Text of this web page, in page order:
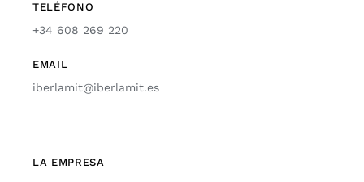
TELÉFONO
+34 608 269 220
EMAIL
iberlamit@iberlamit.es
LA EMPRESA